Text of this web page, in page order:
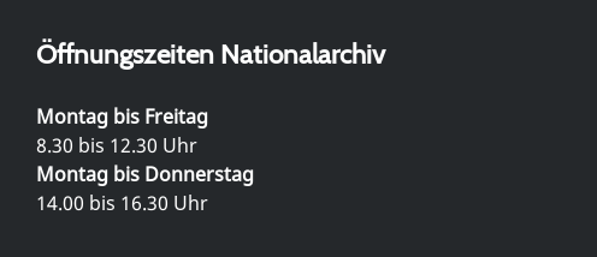
Öffnungszeiten Nationalarchiv
Montag bis Freitag
8.30 bis 12.30 Uhr
Montag bis Donnerstag
14.00 bis 16.30 Uhr